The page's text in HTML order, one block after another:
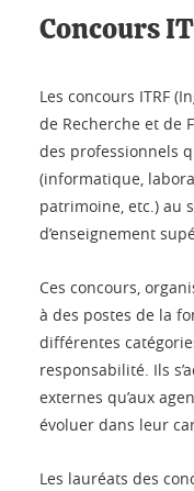
Concours
Les concours ITRF
de Recherche et de
des professionnels
(informatique,
patrimoine, etc.) au
d’enseignement
Ces concours,
à des postes de la
différentes
responsabilité. Ils
externes qu’aux
évoluer dans leur
Les lauréats des